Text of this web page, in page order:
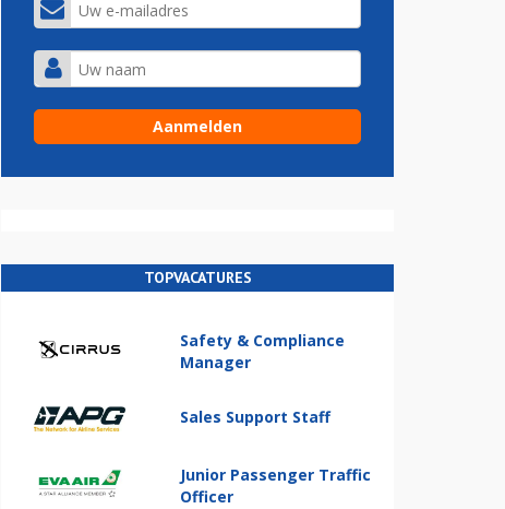
TOPVACATURES
Safety & Compliance
Manager
Sales Support Staff
Junior Passenger Traffic
Officer